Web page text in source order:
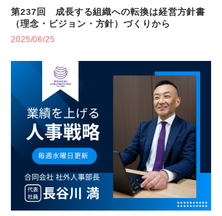
第237回 成長する組織への転換は経営方針書
（理念・ビジョン・方針）づくりから
2025/06/25